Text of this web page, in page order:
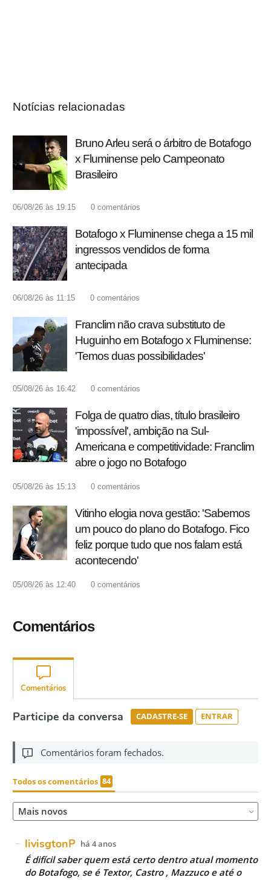
Notícias relacionadas
Bruno Arleu será o árbitro de Botafogo
x Fluminense pelo Campeonato
Brasileiro
06/08/26 às 19:15 0 comentários
Botafogo x Fluminense chega a 15 mil
ingressos vendidos de forma
antecipada
06/08/26 às 11:15 0 comentários
Franclim não crava substituto de
Huguinho em Botafogo x Fluminense:
'Temos duas possibilidades'
05/08/26 às 16:42 0 comentários
Folga de quatro dias, título brasileiro
'impossível', ambição na Sul-
Americana e competitividade: Franclim
abre o jogo no Botafogo
05/08/26 às 15:13 0 comentários
Vitinho elogia nova gestão: 'Sabemos
um pouco do plano do Botafogo. Fico
feliz porque tudo que nos falam está
acontecendo'
05/08/26 às 12:40 0 comentários
Comentários